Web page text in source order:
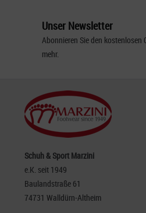
Unser Newsletter
Abonnieren Sie den kostenlosen
mehr.
Schuh & Sport Marzini
e.K. seit 1949
Baulandstraße 61
74731 Walldürn-Altheim